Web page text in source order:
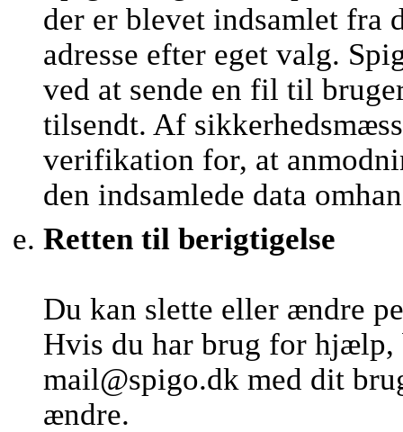
der er blevet indsamlet fra
adresse efter eget valg.
ved at sende en fil til
tilsendt. Af
verifikation for, at
den indsamlede data
Retten til berigtigelse
Du kan slette eller ændre
Hvis du har brug for hjælp,
mail@spigo.dk med dit
ændre.